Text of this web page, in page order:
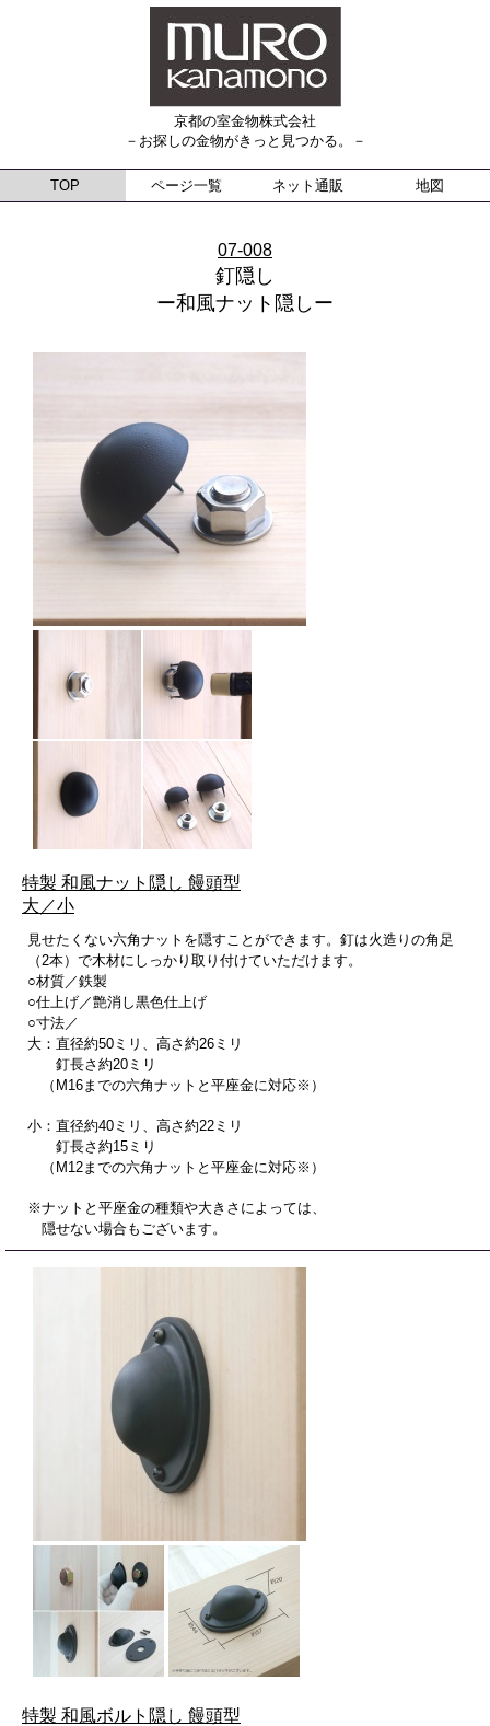
京都の室金物株式会社
－お探しの金物がきっと見つかる。－
TOP ページ一覧 ネット通販 地図
07-008
釘隠し
ー和風ナット隠しー
特製 和風ナット隠し 饅頭型
大／小
見せたくない六角ナットを隠すことができます。釘は火造りの角足
（2本）で木材にしっかり取り付けていただけます。
○材質／鉄製
○仕上げ／艶消し黒色仕上げ
○寸法／
大：直径約50ミリ、高さ約26ミリ
釘長さ約20ミリ
（M16までの六角ナットと平座金に対応※）
小：直径約40ミリ、高さ約22ミリ
釘長さ約15ミリ
（M12までの六角ナットと平座金に対応※）
※ナットと平座金の種類や大きさによっては、
隠せない場合もございます。
特製 和風ボルト隠し 饅頭型